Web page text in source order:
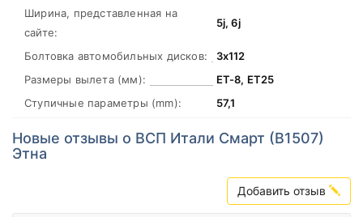
Ширина, представленная на
сайте:
5j, 6j
Болтовка автомобильных дисков:
3х112
Размеры вылета (мм):
ЕТ-8, ЕТ25
Ступичные параметры (mm):
57,1
Новые отзывы о ВСП Итали Смарт (В1507)
Этна
Добавить отзыв